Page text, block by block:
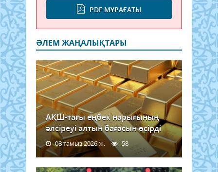
PDF МҰРАҒАТЫ
ӘЛЕМ ЖАҢАЛЫҚТАРЫ
АҚШ-тағы еңбек нарығының
әлсіреуі алтын бағасын өсірді
08 тамыз 2026 ж. 58